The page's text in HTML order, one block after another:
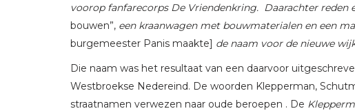
voorop fanfarecorps De Vriendenkring. Daarachter
bouwen”, een kraanwagen met bouwmaterialen en een
burgemeester Panis maakte] de naam voor de nieuwe
Die naam was het resultaat van een daarvoor
Westbroekse Nedereind. De woorden Klepperman,
straatnamen verwezen naar oude beroepen . De